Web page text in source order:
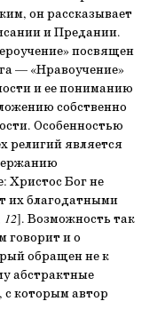
он рассказывает
и Предании.
посвящен
— «Нравоучение»
и ее пониманию
собственно
Особенностью
религий является
Христос Бог не
их благодатными
12]. Возможность так
говорит и о
обращен не к
абстрактные
с которым автор